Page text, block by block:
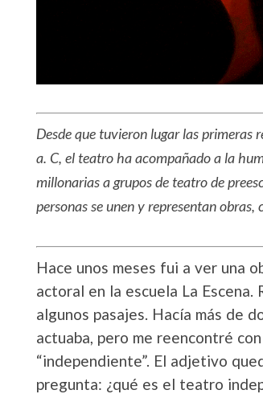
Desde que tuvieron lugar las primeras
a. C, el teatro ha acompañado a la
millonarias a grupos de teatro de
personas se unen y representan
Hace unos meses fui a ver una
actoral en la escuela La Escena.
algunos pasajes. Hacía más de
actuaba, pero me reencontré
“independiente”. El adjetivo
pregunta: ¿qué es el teatro